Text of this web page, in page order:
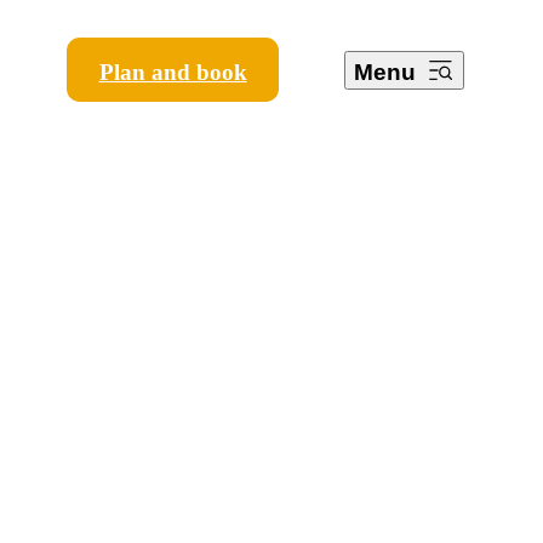
Plan and book Menu